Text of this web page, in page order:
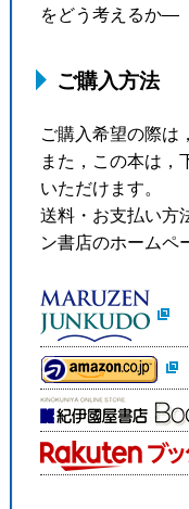
をどう考えるか―
ご購入方法
ご購入希望の際は
また，この本は，
いただけます。
送料・お支払い方
ン書店のホームペ